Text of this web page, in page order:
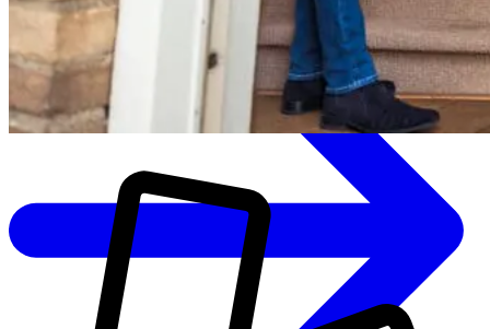
Bezoek onze showroom in Zwolle